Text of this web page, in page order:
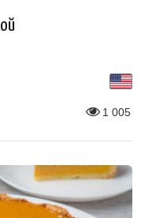
1 005